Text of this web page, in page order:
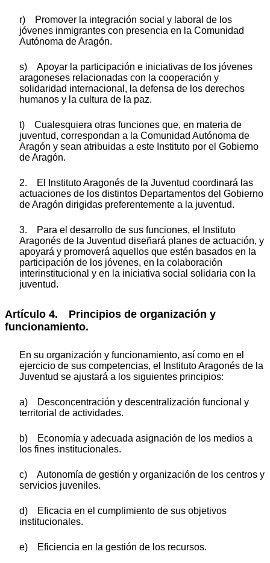
r) Promover la integración social y laboral de los
jóvenes inmigrantes con presencia en la Comunidad
Autónoma de Aragón.
s) Apoyar la participación e iniciativas de los jóvenes
aragoneses relacionadas con la cooperación y
solidaridad internacional, la defensa de los derechos
humanos y la cultura de la paz.
t) Cualesquiera otras funciones que, en materia de
juventud, correspondan a la Comunidad Autónoma de
Aragón y sean atribuidas a este Instituto por el Gobierno
de Aragón.
2. El Instituto Aragonés de la Juventud coordinará las
actuaciones de los distintos Departamentos del Gobierno
de Aragón dirigidas preferentemente a la juventud.
3. Para el desarrollo de sus funciones, el Instituto
Aragonés de la Juventud diseñará planes de actuación, y
apoyará y promoverá aquellos que estén basados en la
participación de los jóvenes, en la colaboración
interinstitucional y en la iniciativa social solidaria con la
juventud.
Artículo 4. Principios de organización y
funcionamiento.
En su organización y funcionamiento, así como en el
ejercicio de sus competencias, el Instituto Aragonés de la
Juventud se ajustará a los siguientes principios:
a) Desconcentración y descentralización funcional y
territorial de actividades.
b) Economía y adecuada asignación de los medios a
los fines institucionales.
c) Autonomía de gestión y organización de los centros y
servicios juveniles.
d) Eficacia en el cumplimiento de sus objetivos
institucionales.
e) Eficiencia en la gestión de los recursos.